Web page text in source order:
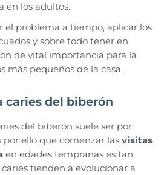
en los adultos.
el problema a tiempo, aplicar los
y sobre todo tener en
de vital importancia para la
más pequeños de la casa.
caries del biberón
del biberón suele ser por
por ello que comenzar las visitas
en edades tempranas es tan
tienden a evolucionar a